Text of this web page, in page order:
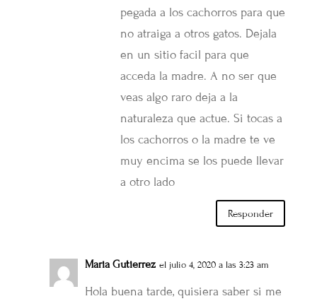
pegada a los cachorros para que
no atraiga a otros gatos. Dejala
en un sitio facil para que
acceda la madre. A no ser que
veas algo raro deja a la
naturaleza que actue. Si tocas a
los cachorros o la madre te ve
muy encima se los puede llevar
a otro lado
Responder
Maria Gutierrez el julio 4, 2020 a las 3:23 am
Hola buena tarde, quisiera saber si me